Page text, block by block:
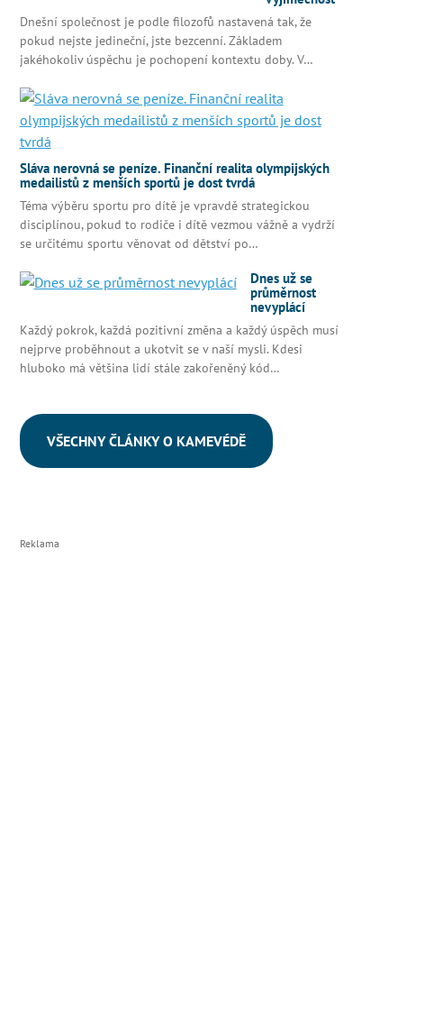
Dnešní společnost je podle filozofů nastavená tak, že
pokud nejste jedineční, jste bezcenní. Základem
jakéhokoliv úspěchu je pochopení kontextu doby. V…
Sláva nerovná se peníze. Finanční realita olympijských
medailistů z menších sportů je dost tvrdá
Téma výběru sportu pro dítě je vpravdě strategickou
disciplínou, pokud to rodiče i dítě vezmou vážně a vydrží
se určitému sportu věnovat od dětství po…
Dnes už se
průměrnost
nevyplácí
Každý pokrok, každá pozitivní změna a každý úspěch musí
nejprve proběhnout a ukotvit se v naší mysli. Kdesi
hluboko má většina lidí stále zakořeněný kód…
VŠECHNY ČLÁNKY O KAMEVÉDĚ
Reklama